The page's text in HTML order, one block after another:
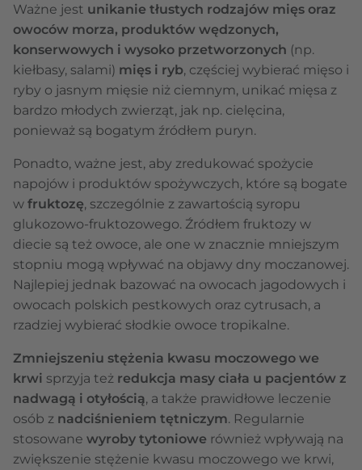
Ważne jest unikanie tłustych rodzajów mięs oraz
owoców morza, produktów wędzonych,
konserwowych i wysoko przetworzonych (np.
kiełbasy, salami) mięs i ryb, częściej wybierać mięso i
ryby o jasnym mięsie niż ciemnym, unikać mięsa z
bardzo młodych zwierząt, jak np. cielęcina,
ponieważ są bogatym źródłem puryn.
Ponadto, ważne jest, aby zredukować spożycie
napojów i produktów spożywczych, które są bogate
w fruktozę, szczególnie z zawartością syropu
glukozowo-fruktozowego. Źródłem fruktozy w
diecie są też owoce, ale one w znacznie mniejszym
stopniu mogą wpływać na objawy dny moczanowej.
Najlepiej jednak bazować na owocach jagodowych i
owocach polskich pestkowych oraz cytrusach, a
rzadziej wybierać słodkie owoce tropikalne.
Zmniejszeniu stężenia kwasu moczowego we
krwi sprzyja też redukcja masy ciała u pacjentów z
nadwagą i otyłością, a także prawidłowe leczenie
osób z nadciśnieniem tętniczym. Regularnie
stosowane wyroby tytoniowe również wpływają na
zwiększenie stężenie kwasu moczowego we krwi,